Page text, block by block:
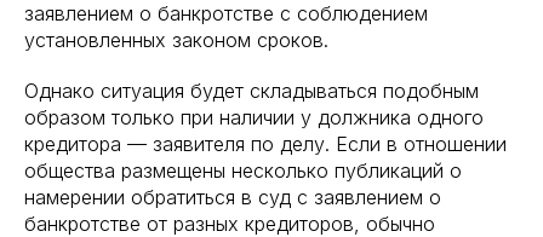
заявлением о банкротстве с соблюдением
установленных законом сроков.
Однако ситуация будет складываться подобным
образом только при наличии у должника одного
кредитора — заявителя по делу. Если в отношении
общества размещены несколько публикаций о
намерении обратиться в суд с заявлением о
банкротстве от разных кредиторов, обычно